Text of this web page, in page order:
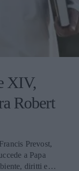
XIV,
Robert
Prevost,
a Papa
diritti e